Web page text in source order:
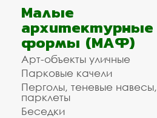
Малые
архитектурные
формы (МАФ)
Арт-объекты уличные
Парковые качели
Перголы, теневые навесы,
парклеты
Беседки